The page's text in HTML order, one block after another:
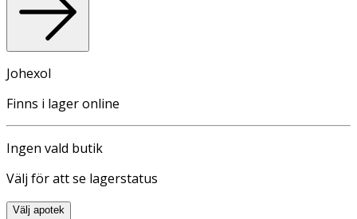
Johexol
Finns i lager online
Ingen vald butik
Välj för att se lagerstatus
Välj apotek